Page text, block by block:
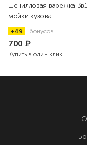
шенилловая варежка
мойки кузова
+49 бонусов
700 ₽
Купить в один клик